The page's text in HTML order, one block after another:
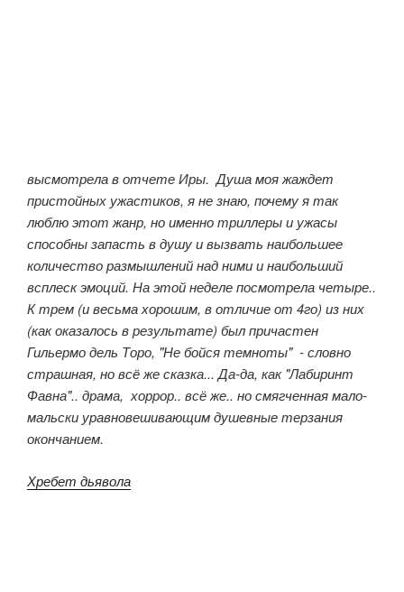
высмотрела в отчете Иры. Душа моя жаждет
пристойных ужастиков, я не знаю, почему я так
люблю этот жанр, но именно триллеры и ужасы
способны запасть в душу и вызвать наибольшее
количество размышлений над ними и наибольший
всплеск эмоций. На этой неделе посмотрела четыре..
К трем (и весьма хорошим, в отличие от 4го) из них
(как оказалось в результате) был причастен
Гильермо дель Торо, "Не бойся темноты" - словно
страшная, но всё же сказка... Да-да, как "Лабиринт
Фавна".. драма, хоррор.. всё же.. но смягченная мало-
мальски уравновешивающим душевные терзания
окончанием.
Хребет дьявола